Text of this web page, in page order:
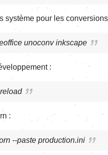
système pour les
unoconv inkscape
:
:
--paste production.ini